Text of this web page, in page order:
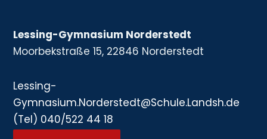
Lessing-Gymnasium Norderstedt
Moorbekstraße 15, 22846 Norderstedt
Lessing-
Gymnasium.Norderstedt@Schule.Landsh.de
(Tel) 040/522 44 18